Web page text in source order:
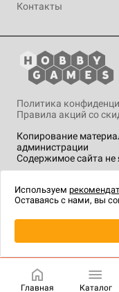
Контакты
Копирование
администрации
Содержимое сайта не
Политика
Правила акций со
технологии.
Главная Каталог
Используем
Оставаясь с нами, вы